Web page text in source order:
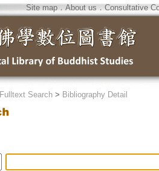
Site map．About us ． Consultative
Fulltext Search > Bibliography Detail